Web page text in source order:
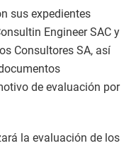
sus expedientes
Engineer SAC y
Consultores SA, así
de evaluación por
la evaluación de los